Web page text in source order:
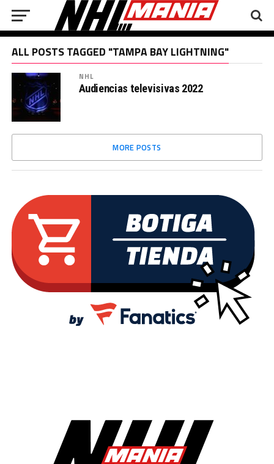
ALL POSTS TAGGED "TAMPA BAY LIGHTNING"
NHL
Audiencias televisivas 2022
MORE POSTS